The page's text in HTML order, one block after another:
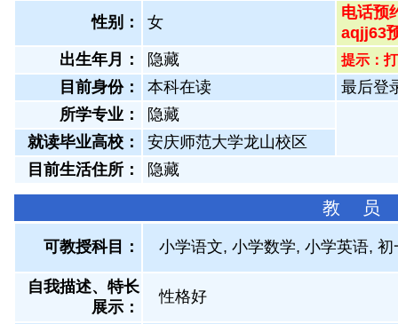
性别： 女
电话预
aqjj63
出生年月：
隐藏 提示：
目前身份： 本科在读
最后登
所学专业：
隐藏
就读毕业高校：
安庆师范大学龙山校区
目前生活住所：
隐藏
教 员
可教授科目： 小学语文, 小学数学, 小学英语,
自我描述、特长
展示 ：
性格好